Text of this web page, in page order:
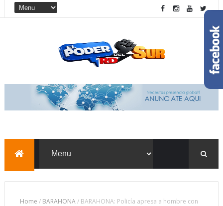
Home / BARAHONA/ BARAHONA: Policía apresa a hombre con